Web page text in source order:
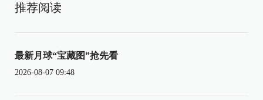
推荐阅读
最新月球“宝藏图”抢先看
2026-08-07 09:48